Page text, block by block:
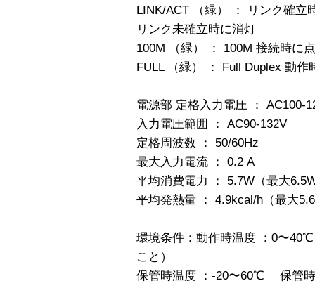
LINK/ACT （緑） ： リンク確立
リンク未確立時に消灯
100M （緑） ： 100M 接続時に
FULL （緑） ： Full Duplex 動
電源部 定格入力電圧 ： AC100-
入力電圧範囲 ： AC90-132V
定格周波数 ： 50/60Hz
最大入力電流 ： 0.2 A
平均消費電力 ： 5.7W（最大
平均発熱量 ： 4.9kcal/h（最大
環境条件：動作時温度 ：0〜
こと）
保管時温度 ：-20〜60℃ 保管時